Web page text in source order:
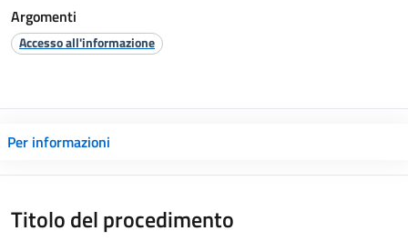
Argomenti
Accesso all'informazione
Per informazioni
Titolo del procedimento